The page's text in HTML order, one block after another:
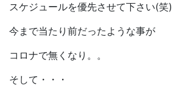
スケジュールを優先させて下さい(笑)
今まで当たり前だったような事が
コロナで無くなり。。
そして・・・